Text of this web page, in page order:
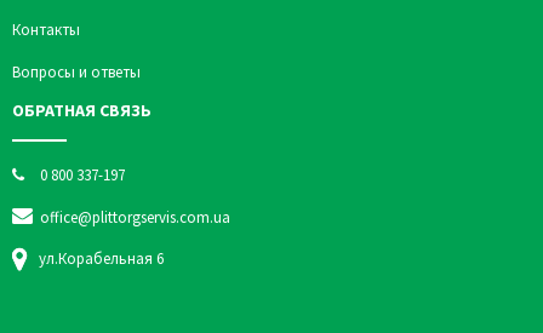
Контакты
Вопросы и ответы
ОБРАТНАЯ СВЯЗЬ
0 800 337-197
office@plittorgservis.com.ua
ул.Корабельная 6